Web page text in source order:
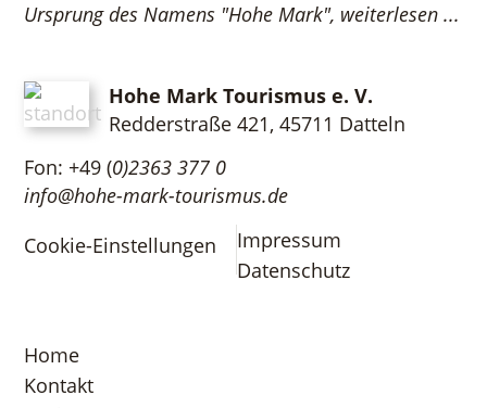
Ursprung des Namens "Hohe Mark", weiterlesen ...
Hohe Mark Tourismus e. V.
Redderstraße 421, 45711 Datteln
Fon: +49 (0)2363 377 0
info@hohe-mark-tourismus.de
Cookie-Einstellungen
Impressum
Datenschutz
Home
Kontakt